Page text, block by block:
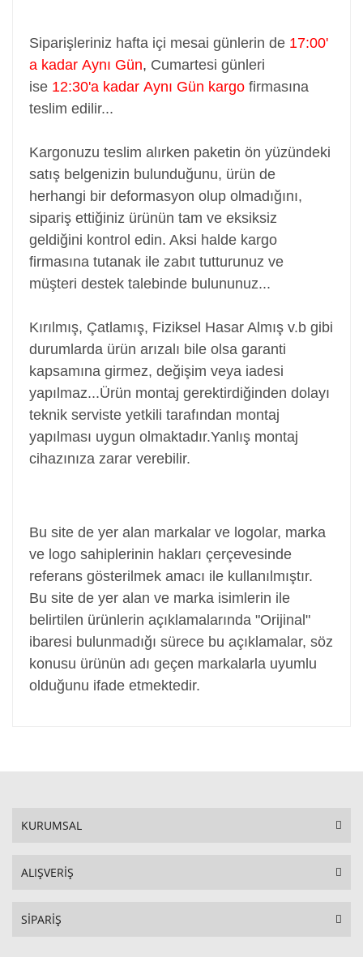
Siparişleriniz hafta içi mesai günlerin de 17:00'
a kadar Aynı Gün, Cumartesi günleri
ise 12:30'a kadar Aynı Gün kargo firmasına
teslim edilir...
Kargonuzu teslim alırken paketin ön yüzündeki
satış belgenizin bulunduğunu, ürün de
herhangi bir deformasyon olup olmadığını,
sipariş ettiğiniz ürünün tam ve eksiksiz
geldiğini kontrol edin. Aksi halde kargo
firmasına tutanak ile zabıt tutturunuz ve
müşteri destek talebinde bulununuz...
Kırılmış, Çatlamış, Fiziksel Hasar Almış v.b gibi
durumlarda ürün arızalı bile olsa garanti
kapsamına girmez, değişim veya iadesi
yapılmaz...Ürün montaj gerektirdiğinden dolayı
teknik serviste yetkili tarafından montaj
yapılması uygun olmaktadır.Yanlış montaj
cihazınıza zarar verebilir.
Bu site de yer alan markalar ve logolar, marka
ve logo sahiplerinin hakları çerçevesinde
referans gösterilmek amacı ile kullanılmıştır.
Bu site de yer alan ve marka isimlerin ile
belirtilen ürünlerin açıklamalarında "Orijinal"
ibaresi bulunmadığı sürece bu açıklamalar, söz
konusu ürünün adı geçen markalarla uyumlu
olduğunu ifade etmektedir.
KURUMSAL
ALIŞVERİŞ
SİPARİŞ